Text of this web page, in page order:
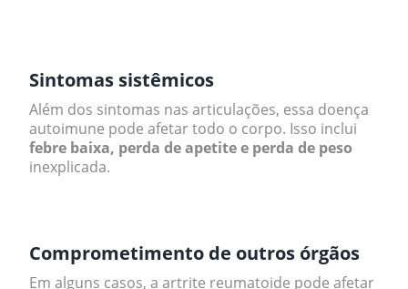
Sintomas sistêmicos
Além dos sintomas nas articulações, essa doença
autoimune pode afetar todo o corpo. Isso inclui
febre baixa, perda de apetite e perda de peso
inexplicada.
Comprometimento de outros órgãos
Em alguns casos, a artrite reumatoide pode afetar